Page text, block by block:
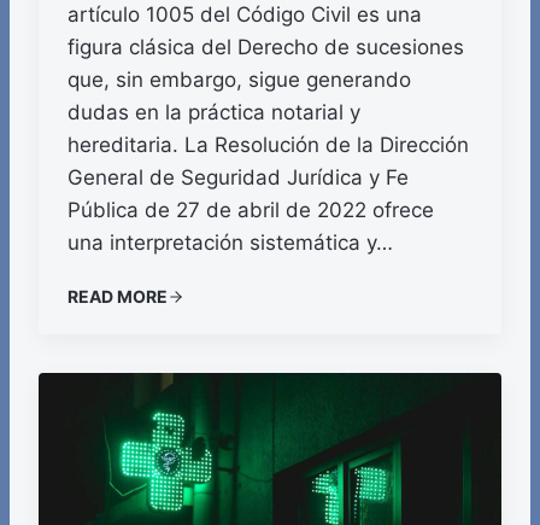
artículo 1005 del Código Civil es una
figura clásica del Derecho de sucesiones
que, sin embargo, sigue generando
dudas en la práctica notarial y
hereditaria. La Resolución de la Dirección
General de Seguridad Jurídica y Fe
Pública de 27 de abril de 2022 ofrece
una interpretación sistemática y…
READ MORE